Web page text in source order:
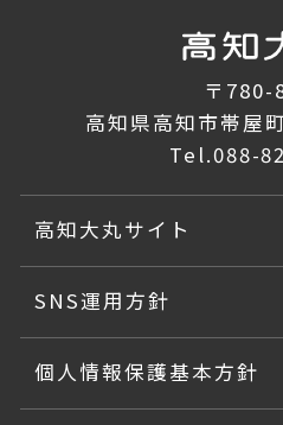
〒780-
高知県高知市帯屋
Tel.088-
高知大丸サイト
SNS運用方針
個人情報保護基本方針